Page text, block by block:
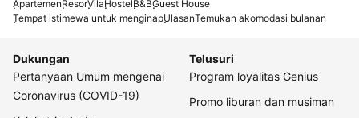
ApartemenResorVilaHostelB&BGuest House
Tempat istimewa untuk menginapUlasanTemukan akomodasi bulanan
Dukungan
Pertanyaan Umum mengenai
Coronavirus (COVID-19)
Telusuri
Program loyalitas Genius
Promo liburan dan musiman